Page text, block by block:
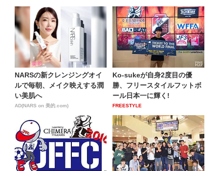
NARSの新クレンジングオイ
ルで毎朝、メイク映えする潤
い美肌へ
AD(NARS on 美的.com)
Ko-sukeが自身2度目の優
勝、フリースタイルフットボ
ール日本一に輝く!
FREESTYLE